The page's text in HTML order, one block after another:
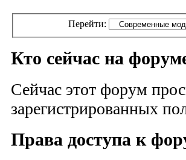
Перейти:
Кто сейчас на
Сейчас этот форум
зарегистрированных
Права доступа к